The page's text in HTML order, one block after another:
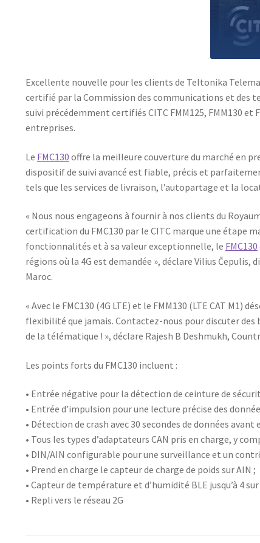
Excellente nouvelle pour les clients de Teltonika
certifié par la Commission des communications et des
suivi précédemment certifiés CITC FMM125, FMM130
entreprises.
Le FMC130 offre la meilleure couverture du marché en
dispositif de suivi avancé est fiable, précis et
tels que les services de livraison, l’autopartage et la
« Nous nous engageons à fournir à nos clients du
certification du FMC130 par le CITC marque une étape
fonctionnalités et à sa valeur exceptionnelle, le FMC130
régions où la 4G est demandée », déclare Vilius
Maroc.
« Avec le FMC130 (4G LTE) et le FMM130 (LTE CAT
flexibilité que jamais. Contactez-nous pour discuter
de la télématique ! », déclare Rajesh B Deshmukh,
Les points forts du FMC130 incluent :
• Entrée négative pour la détection de ceinture de
• Entrée d’impulsion pour une lecture précise des
• Détection de crash avec 30 secondes de données avant
• Tous les types d’adaptateurs CAN pris en charge, y
• DIN/AIN configurable pour une surveillance et un
• Prend en charge le capteur de charge de poids sur AIN ;
• Capteur de température et d’humidité BLE jusqu’à 4 sur
• Repli vers le réseau 2G